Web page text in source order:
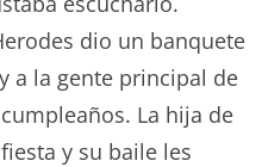
dio un banquete
a la gente principal de
La hija de
y su baile les